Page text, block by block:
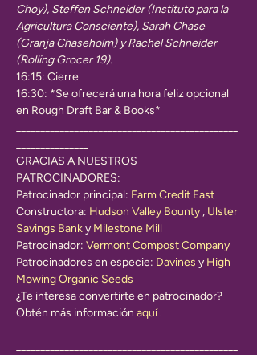
Choy), Steffen Schneider (Instituto para la
Agricultura Consciente), Sarah Chase
(Granja Chaseholm) y Rachel Schneider
(Rolling Grocer 19).
16:15: Cierre
16:30: *Se ofrecerá una hora feliz opcional
en Rough Draft Bar & Books*
GRACIAS A NUESTROS
PATROCINADORES:
Patrocinador principal: Farm Credit East
Constructora: Hudson Valley Bounty , Ulster
Savings Bank y Milestone Mill
Patrocinador: Vermont Compost Company
Patrocinadores en especie: Davines y High
Mowing Organic Seeds
¿Te interesa convertirte en patrocinador?
Obtén más información aquí .